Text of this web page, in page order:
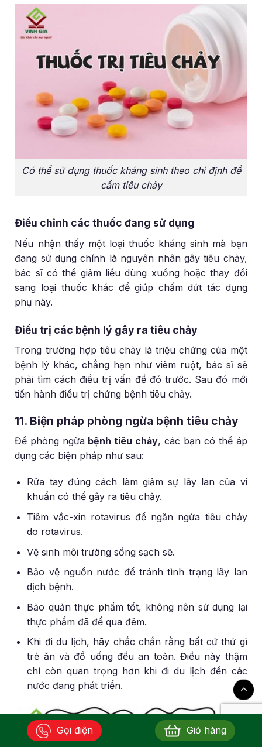
Có thể sử dụng thuốc kháng sinh theo chỉ định để
cầm tiêu chảy
Điều chỉnh các thuốc đang sử dụng
Nếu nhận thấy một loại thuốc kháng sinh mà bạn
đang sử dụng chính là nguyên nhân gây tiêu chảy,
bác sĩ có thể giảm liều dùng xuống hoặc thay đổi
sang loại thuốc khác để giúp chấm dứt tác dụng
phụ này.
Điều trị các bệnh lý gây ra tiêu chảy
Trong trường hợp tiêu chảy là triệu chứng của một
bệnh lý khác, chẳng hạn như viêm ruột, bác sĩ sẽ
phải tìm cách điều trị vấn đề đó trước. Sau đó mới
tiến hành điều trị chứng bệnh tiêu chảy.
11. Biện pháp phòng ngừa bệnh tiêu chảy
Để phòng ngừa bệnh tiêu chảy, các bạn có thể áp
dụng các biện pháp như sau:
Rửa tay đúng cách làm giảm sự lây lan của vi
khuẩn có thể gây ra tiêu chảy.
Tiêm vắc-xin rotavirus để ngăn ngừa tiêu chảy
do rotavirus.
Vệ sinh môi trường sống sạch sẽ.
Bảo vệ nguồn nước để tránh tình trạng lây lan
dịch bệnh.
Bảo quản thực phẩm tốt, không nên sử dụng lại
thực phẩm đã để qua đêm.
Khi đi du lịch, hãy chắc chắn rằng bất cứ thứ gì
trẻ ăn và đồ uống đều an toàn. Điều này thậm
chí còn quan trọng hơn khi đi du lịch đến các
nước đang phát triển.
Gọi điện Giỏ hàng